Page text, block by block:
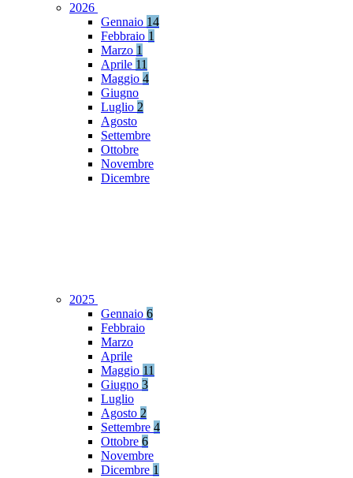
2026
Gennaio 14
Febbraio 1
Marzo 1
Aprile 11
Maggio 4
Giugno
Luglio 2
Agosto
Settembre
Ottobre
Novembre
Dicembre
2025
Gennaio 6
Febbraio
Marzo
Aprile
Maggio 11
Giugno 3
Luglio
Agosto 2
Settembre 4
Ottobre 6
Novembre
Dicembre 1